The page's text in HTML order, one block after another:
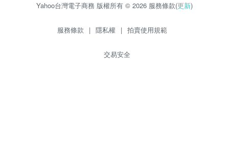
Yahoo台灣電子商務 版權所有 © 2026 服務條款(更新)
服務條款 | 隱私權 | 拍賣使用規範
交易安全